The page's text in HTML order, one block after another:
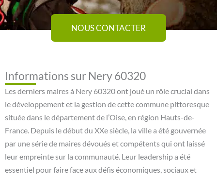
NOUS CONTACTER
Informations sur Nery 60320
Les derniers maires à Nery 60320 ont joué un rôle crucial dans
le développement et la gestion de cette commune pittoresque
située dans le département de l’Oise, en région Hauts-de-
France. Depuis le début du XXe siècle, la ville a été gouvernée
par une série de maires dévoués et compétents qui ont laissé
leur empreinte sur la communauté. Leur leadership a été
essentiel pour faire face aux défis économiques, sociaux et